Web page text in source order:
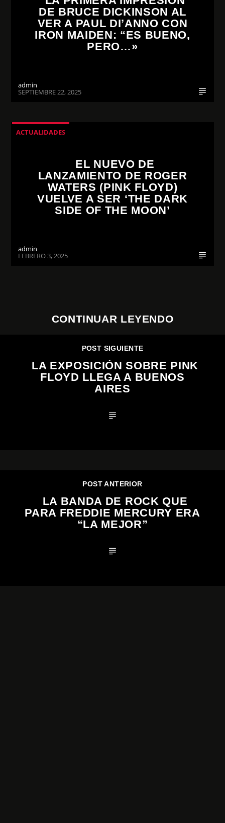
DE BRUCE DICKINSON AL
VER A PAUL DI’ANNO CON
IRON MAIDEN: “ES BUENO,
PERO…»
admin
SEPTIEMBRE 22, 2025
ACTUALIDADES
EL NUEVO DE
LANZAMIENTO DE ROGER
WATERS (PINK FLOYD)
VUELVE A SER ‘THE DARK
SIDE OF THE MOON’
admin
FEBRERO 3, 2025
CONTINUAR LEYENDO
POST SIGUIENTE
LA EXPOSICIÓN SOBRE PINK
FLOYD LLEGA A BUENOS
AIRES
POST ANTERIOR
LA BANDA DE ROCK QUE
PARA FREDDIE MERCURY ERA
“LA MEJOR”